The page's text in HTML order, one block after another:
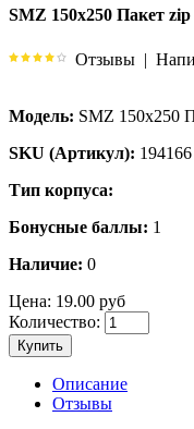
SMZ 150x250 Пакет
Отзывы |
Модель: SMZ 150x250
SKU (Артикул): 194166
Тип корпуса:
Бонусные баллы: 1
Наличие: 0
Цена: 19.00 руб
Количество:
Купить
Описание
Отзывы